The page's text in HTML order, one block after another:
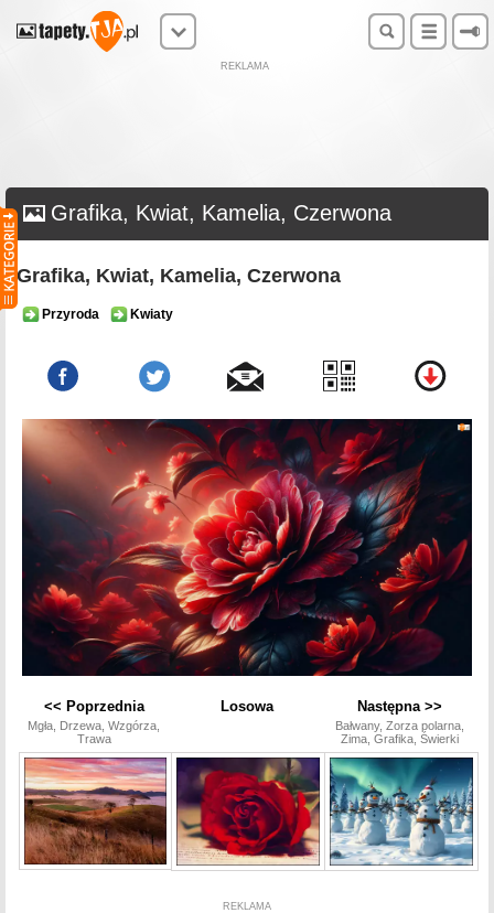
REKLAMA
Grafika, Kwiat, Kamelia, Czerwona
Grafika, Kwiat, Kamelia, Czerwona
Przyroda Kwiaty
<< Poprzednia
Mgła, Drzewa, Wzgórza,
Trawa
Losowa Następna >>
Bałwany, Zorza polarna,
Zima, Grafika, Świerki
REKLAMA